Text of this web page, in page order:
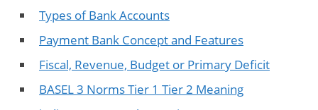
Types of Bank Accounts
Payment Bank Concept and Features
Fiscal, Revenue, Budget or Primary Deficit
BASEL 3 Norms Tier 1 Tier 2 Meaning